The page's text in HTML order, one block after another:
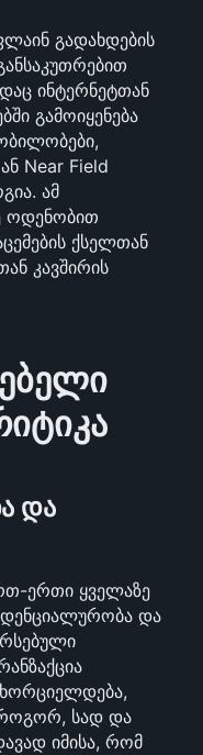
გადახდების
ინტერნეტთან
გამოიყენება
Near Field
ამ
ოდენობით
ქსელთან
კავშირის
და
ერთი ყველაზე
და
როგორ, სად და
იმისა, რომ